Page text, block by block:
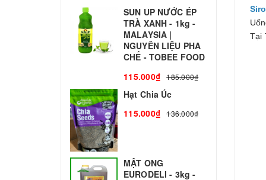
Tại
SUN UP NƯỚC ÉP
TRÀ XANH - 1kg -
MALAYSIA |
NGUYÊN LIỆU PHA
CHẾ - TOBEE FOOD
115.000₫
185.000₫
Hạt Chia Úc
115.000₫
136.000₫
MẬT ONG
EURODELI - 3kg -